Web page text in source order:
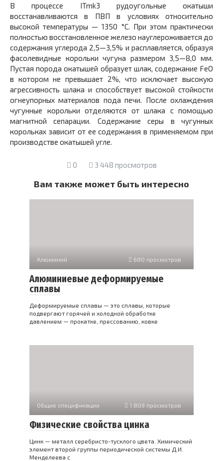
В процессе ITmk3 рудоугольные окатыши
восстанавливаются в ПВП в условиях относительно
высокой температуры — 1350 °С. При этом практически
полностью восстановленное железо науглероживается до
содержания углерода 2,5—3,5% и расплавляется, образуя
фасолевидные корольки чугуна размером 3,5—8,0 мм.
Пустая порода окатышей образует шлак, содержание FeO
в котором не превышает 2%, что исключает высокую
агрессивность шлака и способствует высокой стойкости
огнеупорных материалов пода печи. После охлаждения
чугунные корольки отделяются от шлака с помощью
магнитной сепарации. Содержание серы в чугунных
корольках зависит от ее содержания в применяемом при
производстве окатышей угле.
0 3 448 просмотров
Вам также может быть интересно
Алюминий 680 просмотров
Алюминиевые деформируемые
сплавы
Деформируемые сплавы — это сплавы, которые
подвергают горячей и холодной обработке
давлением — прокатке, прессованию, ковке
Общие спецификации 1 809 просмотров
Физические свойства цинка
Цинк — металл серебристо-тусклого цвета. Химический
элемент второй группы периодической системы Д.И.
Менделеева с